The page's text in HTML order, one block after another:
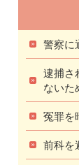
警察に
逮捕さ
ないた
冤罪を
前科を